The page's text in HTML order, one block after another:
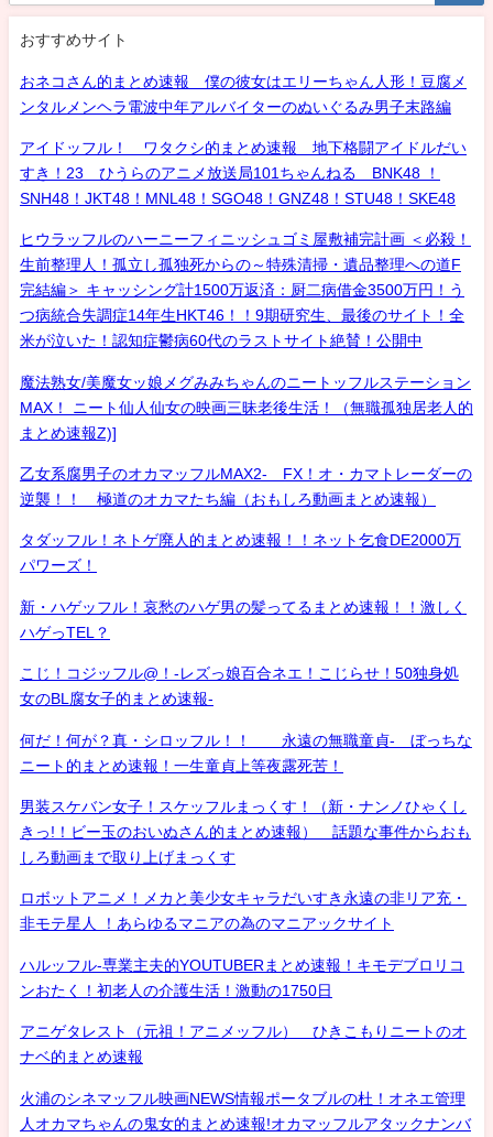
おすすめサイト
おネコさん的まとめ速報 僕の彼女はエリーちゃん人形！豆腐メ
ンタルメンヘラ電波中年アルバイターのぬいぐるみ男子末路編
アイドッフル！ ワタクシ的まとめ速報 地下格闘アイドルだい
すき！23 ひうらのアニメ放送局101ちゃんねる BNK48 ！
SNH48！JKT48！MNL48！SGO48！GNZ48！STU48！SKE48
ヒウラッフルのハーニーフィニッシュゴミ屋敷補完計画 ＜必殺！
生前整理人！孤立し孤独死からの～特殊清掃・遺品整理への道F
完結編＞ キャッシング計1500万返済：厨二病借金3500万円！う
つ病統合失調症14年生HKT46！！9期研究生、最後のサイト！全
米が泣いた！認知症鬱病60代のラストサイト絶賛！公開中
魔法熟女/美魔女ッ娘メグみみちゃんのニートッフルステーション
MAX！ ニート仙人仙女の映画三昧老後生活！（無職孤独居老人的
まとめ速報Z)]
乙女系腐男子のオカマッフルMAX2- FX！オ・カマトレーダーの
逆襲！！ 極道のオカマたち編（おもしろ動画まとめ速報）
タダッフル！ネトゲ廃人的まとめ速報！！ネット乞食DE2000万
パワーズ！
新・ハゲッフル！哀愁のハゲ男の髪ってるまとめ速報！！激しく
ハゲっTEL？
こじ！コジッフル@！-レズっ娘百合ネエ！こじらせ！50独身処
女のBL腐女子的まとめ速報-
何だ！何が？真・シロッフル！！ 永遠の無職童貞- ぼっちな
ニート的まとめ速報！一生童貞上等夜露死苦！
男装スケバン女子！スケッフルまっくす！（新・ナンノひゃくし
きっ!！ビー玉のおいぬさん的まとめ速報） 話題な事件からおも
しろ動画まで取り上げまっくす
ロボットアニメ！メカと美少女キャラだいすき永遠の非リア充・
非モテ星人 ！あらゆるマニアの為のマニアックサイト
ハルッフル-専業主夫的YOUTUBERまとめ速報！キモデブロリコ
ンおたく！初老人の介護生活！激動の1750日
アニゲタレスト（元祖！アニメッフル） ひきこもりニートのオ
ナベ的まとめ速報
火浦のシネマッフル映画NEWS情報ポータブルの杜！オネエ管理
人オカマちゃんの鬼女的まとめ速報!オカマッフルアタックナンバ